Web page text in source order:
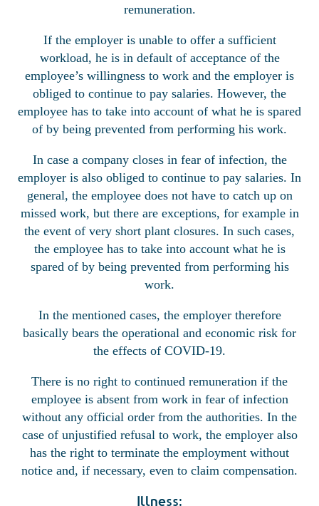
remuneration.
If the employer is unable to offer a sufficient
workload, he is in default of acceptance of the
employee’s willingness to work and the employer is
obliged to continue to pay salaries. However, the
employee has to take into account of what he is spared
of by being prevented from performing his work.
In case a company closes in fear of infection, the
employer is also obliged to continue to pay salaries. In
general, the employee does not have to catch up on
missed work, but there are exceptions, for example in
the event of very short plant closures. In such cases,
the employee has to take into account what he is
spared of by being prevented from performing his
work.
In the mentioned cases, the employer therefore
basically bears the operational and economic risk for
the effects of COVID-19.
There is no right to continued remuneration if the
employee is absent from work in fear of infection
without any official order from the authorities. In the
case of unjustified refusal to work, the employer also
has the right to terminate the employment without
notice and, if necessary, even to claim compensation.
Illness: